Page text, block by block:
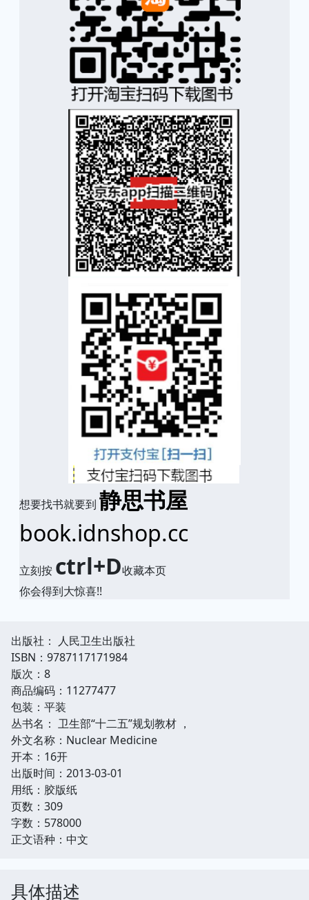
想要找书就要到 静思书屋
book.idnshop.cc
立刻按 ctrl+D收藏本页
你会得到大惊喜!!
出版社： 人民卫生出版社
ISBN：9787117171984
版次：8
商品编码：11277477
包装：平装
丛书名： 卫生部“十二五”规划教材 ，
外文名称：Nuclear Medicine
开本：16开
出版时间：2013-03-01
用纸：胶版纸
页数：309
字数：578000
正文语种：中文
具体描述